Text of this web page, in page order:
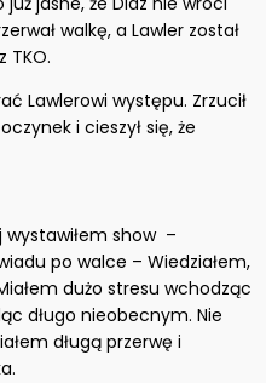
walkę, a Lawler został
TKO.
Lawlerowi występu. Zrzucił
i cieszył się, że
wystawiłem show –
po walce – Wiedziałem,
dużo stresu wchodząc
długo nieobecnym. Nie
długą przerwę i